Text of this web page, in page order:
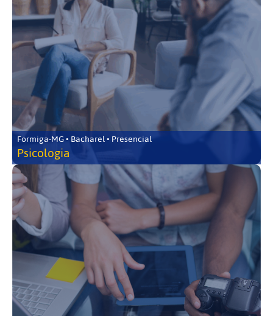
Formiga-MG • Bacharel • Presencial
Psicologia